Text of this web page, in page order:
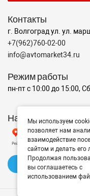
Контакты
г. Волгоград ул. ул.
+7(962)760-02-00
info@avtomarket34.ru
Режим работы
пн-пт с 10:00 до 15:00,
Наш рейтинг на
✍️ Оставить отзыв
Мы используем
позволяет нам
взаимодействие
сайтом и делать его
Продолжая
вы соглашаетесь с
использованием